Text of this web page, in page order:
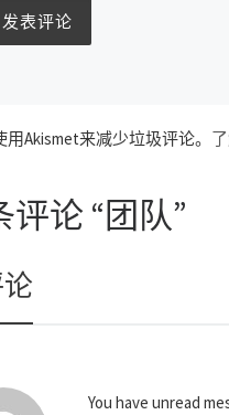
用Akismet来减少垃圾评论。
评论 “团队”
You have unread